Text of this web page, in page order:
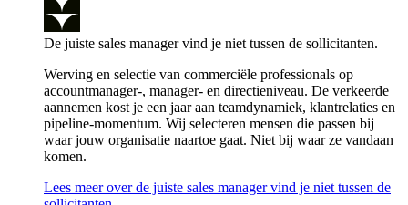
De juiste sales manager vind je niet tussen de sollicitanten.
Werving en selectie van commerciële professionals op
accountmanager-, manager- en directieniveau. De verkeerde
aannemen kost je een jaar aan teamdynamiek, klantrelaties en
pipeline-momentum. Wij selecteren mensen die passen bij
waar jouw organisatie naartoe gaat. Niet bij waar ze vandaan
komen.
Lees meer over de juiste sales manager vind je niet tussen de